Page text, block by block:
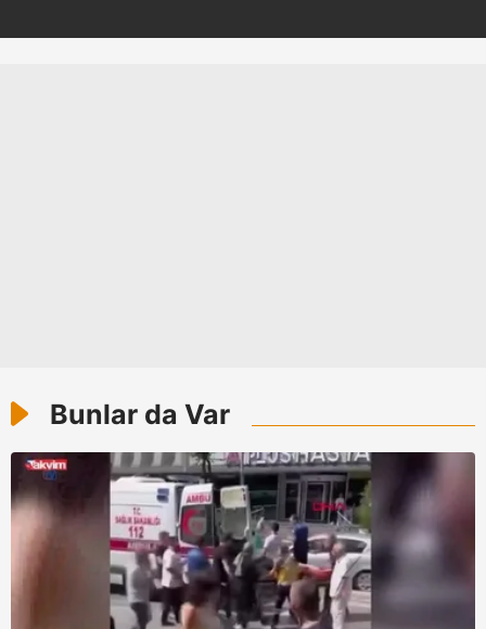
6698 sayılı Kişisel Verilerin Korunması Kanunu uyarınca
ilgili mevzuata uygun olarak kullanılan çerezlerle ilgili bilgi
almak için lütfen
tıklayınız.
Bunlar da Var